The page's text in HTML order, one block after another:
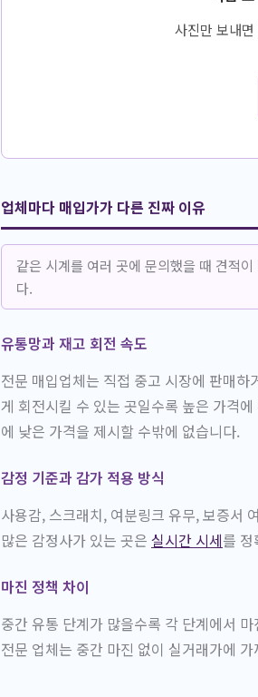
사진만 보내
업체마다 매입가가 다른 진짜 이유
같은 시계를 여러 곳에 문의했을 때 견적
다.
유통망과 재고 회전 속도
전문 매입업체는 직접 중고 시장에 판매
게 회전시킬 수 있는 곳일수록 높은 가격
에 낮은 가격을 제시할 수밖에 없습니다.
감정 기준과 감가 적용 방식
사용감, 스크래치, 여분링크 유무, 보증서
많은 감정사가 있는 곳은 실시간 시세를
마진 정책 차이
중간 유통 단계가 많을수록 각 단계에서
전문 업체는 중간 마진 없이 실거래가에